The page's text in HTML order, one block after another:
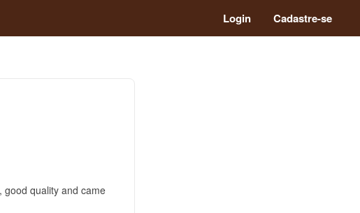
Login Cadastre-se
good quality and came